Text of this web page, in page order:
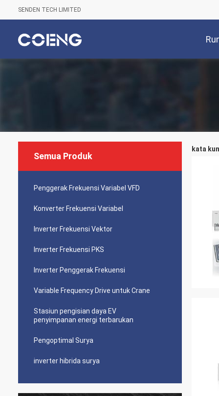
SENDEN TECH LIMITED
Semua Produk
Penggerak Frekuensi Variabel VFD
Konverter Frekuensi Variabel
Inverter Frekuensi Vektor
Inverter Frekuensi PKS
Inverter Penggerak Frekuensi
Variable Frequency Drive untuk Crane
Stasiun pengisian daya EV
penyimpanan energi terbarukan
Pengoptimal Surya
inverter hibrida surya
kata